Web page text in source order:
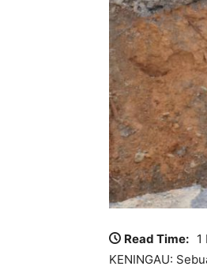
Read Time: 1
KENINGAU: